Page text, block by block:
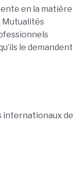
en la matière
Mutualités
le demandent
internationaux de